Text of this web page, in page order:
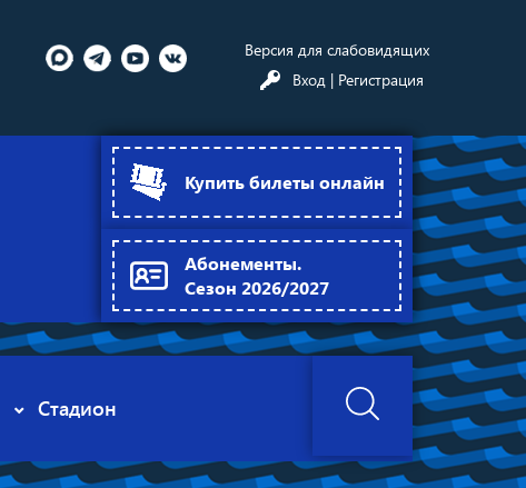
Версия для слабовидящих
Вход | Регистрация
Купить билеты онлайн
Абонементы.
Сезон 2026/2027
Стадион